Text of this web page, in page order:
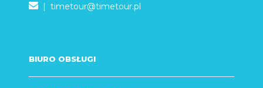
| timetour@timetour.pl
BIURO OBSŁUGI